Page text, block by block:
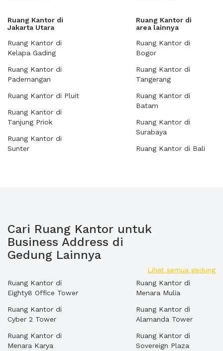
Ruang Kantor di
Jakarta Utara
Ruang Kantor di
Kelapa Gading
Ruang Kantor di
Pademangan
Ruang Kantor di Pluit
Ruang Kantor di
Tanjung Priok
Ruang Kantor di
Sunter
Ruang Kantor di
area lainnya
Ruang Kantor di
Bogor
Ruang Kantor di
Tangerang
Ruang Kantor di
Batam
Ruang Kantor di
Surabaya
Ruang Kantor di Bali
Cari Ruang Kantor untuk
Business Address di
Gedung Lainnya
Lihat semua gedung
Ruang Kantor di
Eighty8 Office Tower
Ruang Kantor di
Cyber 2 Tower
Ruang Kantor di
Menara Karya
Ruang Kantor di
Menara Mulia
Ruang Kantor di
Alamanda Tower
Ruang Kantor di
Sovereign Plaza